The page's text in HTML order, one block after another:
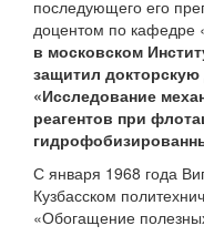
последующего его
доцентом по кафедре
в московском
защитил
«Исследование
реагентов при
С января 1968 года
Кузбасском
«Обогащение